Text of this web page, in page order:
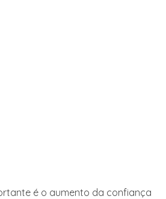
é o aumento da confiança